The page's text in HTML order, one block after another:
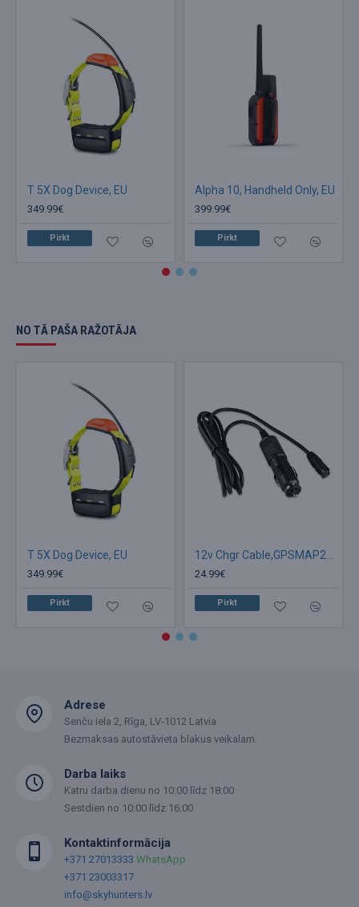
T 5X Dog Device, EU
349.99€
Pirkt
Alpha 10, Handheld Only, EU
399.99€
Pirkt
NO TĀ PAŠA RAŽOTĀJA
T 5X Dog Device, EU
349.99€
Pirkt
24.99€
Pirkt
Adrese
Senču iela 2, Rīga, LV-1012 Latvia
Bezmaksas autostāvieta blakus veikalam.
Darba laiks
Katru darba dienu no 10:00 līdz 18:00
Sestdien no 10:00 līdz 16:00
Kontaktinformācija
+371 27013333 WhatsApp
+371 23003317
info@skyhunters.lv